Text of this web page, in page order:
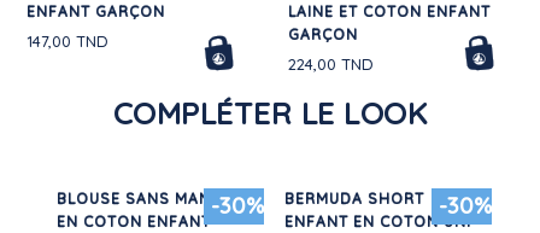
ENFANT GARÇON
147,00 TND
LAINE ET COTON ENFANT
GARÇON
224,00 TND
COMPLÉTER LE LOOK
-30%
BLOUSE SANS MANCHE
EN COTON ENFANT
-30%
BERMUDA SHORT
ENFANT EN COTON UNI